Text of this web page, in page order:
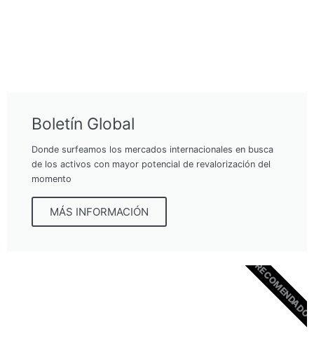
Boletín Global
Donde surfeamos los mercados internacionales en busca
de los activos con mayor potencial de revalorización del
momento
MÁS INFORMACIÓN
RECOMENDADO